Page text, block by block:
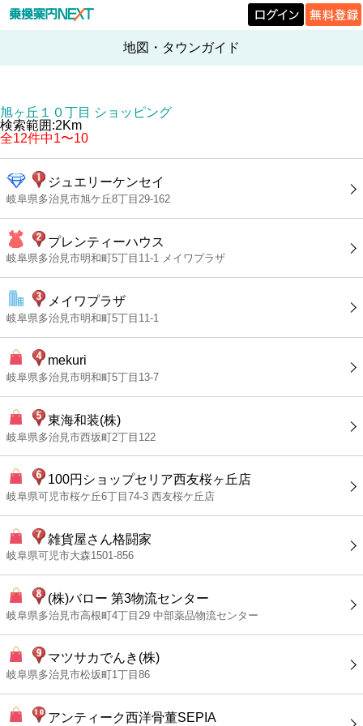
地図・タウンガイド
旭ヶ丘１０丁目 ショッピング
検索範囲:2Km
全12件中1〜10
ジュエリーケンセイ
岐阜県多治見市旭ケ丘8丁目29-162
プレンティーハウス
岐阜県多治見市明和町5丁目11-1 メイワプラザ
メイワプラザ
岐阜県多治見市明和町5丁目11-1
mekuri
岐阜県多治見市明和町5丁目13-7
東海和装(株)
岐阜県多治見市西坂町2丁目122
100円ショップセリア西友桜ヶ丘店
岐阜県可児市桜ケ丘6丁目74-3 西友桜ケ丘店
雑貨屋さん格闘家
岐阜県可児市大森1501-856
(株)バロー 第3物流センター
岐阜県多治見市高根町4丁目29 中部薬品物流センター
マツサカでんき(株)
岐阜県多治見市松坂町1丁目86
アンティーク西洋骨董SEPIA